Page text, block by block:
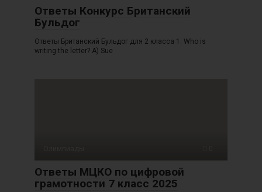
Ответы Конкурс Британский
Бульдог
Ответы Британский Бульдог для 2 класса 1. Who is
writing the letter? A) Sue
Ответы МЦКО по цифровой
грамотности 7 класс 2025